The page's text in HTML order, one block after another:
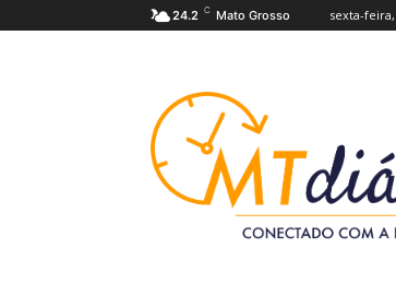
24.2 C Mato Grosso sexta-